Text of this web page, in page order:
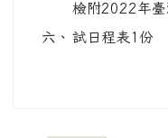
六、
檢附2022年臺
試日程表1份